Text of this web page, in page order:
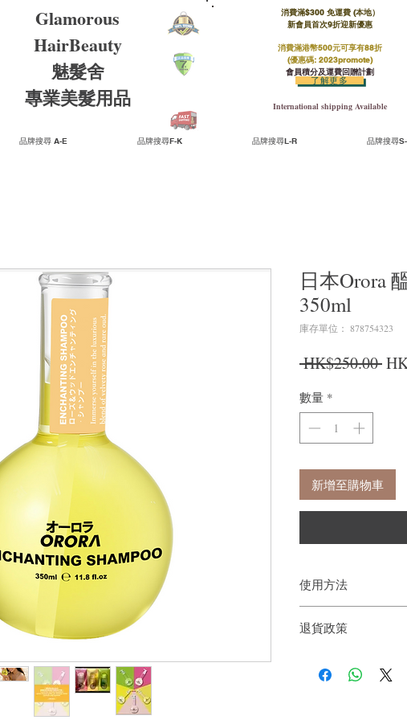
Glamorous
HairBeauty
魅髮舍
​​專業美髮用品
消費滿$300 免運費 (本地）​
新會員首次9折迎新優惠
消費滿港幣500元可享有88折
(優惠碼: 2023promote)
會員積分及運費回贈計劃
International shipping Available
了解更多
品牌搜尋 A-E 品牌搜尋F-K 品牌搜尋L-R 品牌搜尋
日本Orora
350ml
庫存單位： 878754323
HK$250.00 一
數量 *
新增至購物車
使用方法
按摩頭皮與髮絲。最後
退貨政策
戶。首先，您需要在